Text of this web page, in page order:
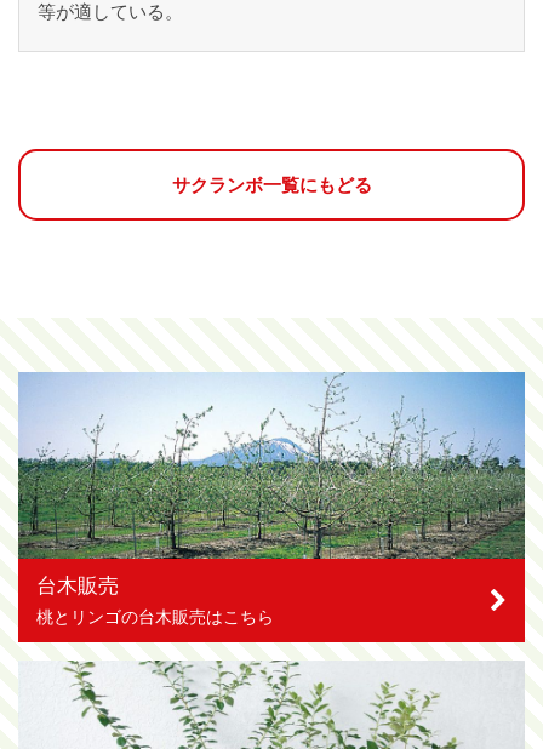
等が適している。
サクランボ一覧にもどる
台木販売
桃とリンゴの台木販売はこちら